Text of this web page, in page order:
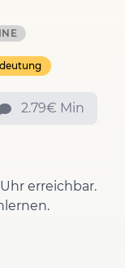
2.79€ Min
erreichbar.